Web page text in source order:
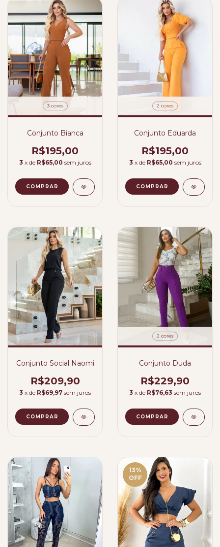
3 cores
Conjunto Bianca
R$195,00
3 x de R$65,00 sem juros
COMPRAR
2 cores
Conjunto Eduarda
R$195,00
3 x de R$65,00 sem juros
COMPRAR
Conjunto Social Naomi
R$209,90
3 x de R$69,97 sem juros
COMPRAR
2 cores
Conjunto Duda
R$229,90
3 x de R$76,63 sem juros
COMPRAR
13%
OFF